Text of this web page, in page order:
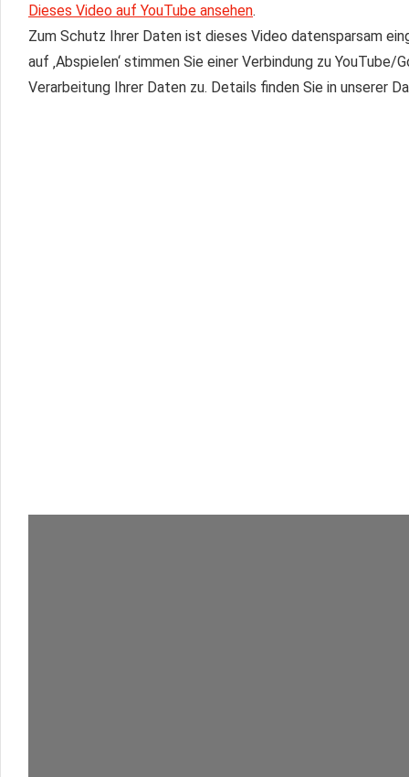
Dieses Video auf YouTube ansehen.
Zum Schutz Ihrer Daten ist dieses Video datensparsam
auf ‚Abspielen‘ stimmen Sie einer Verbindung zu YouTube/
Verarbeitung Ihrer Daten zu. Details finden Sie in unserer